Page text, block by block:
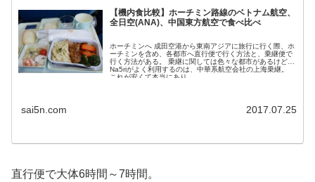
【機内食比較】ホーチミン路線のベトナム航空、
全日空(ANA)、中国東方航空で食べ比べ
ホーチミンへ 成田空港から東南アジアに旅行に行く際、ホ
ーチミンを含め、各都市へ直行便で行く方法と、乗継便で
行く方法がある。 乗継に関しては色々な都市があるけど、
Na5riがよく利用するのは、中華系航空会社の上海乗継。
これが安くて本当にあり...
sai5n.com 2017.07.25
直行便で大体6時間～7時間。